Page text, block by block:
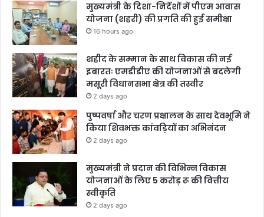
मुख्यमंत्री के दिशा-निर्देशों में पीएम आवास
योजना (शहरी) की प्रगति की हुई समीक्षा
16 hours ago
शहीद के सम्मान के साथ विकास की नई
इबारतः एमडीडीए की योजनाओं से बदलेगी
मसूरी विधानसभा क्षेत्र की तस्वीर
2 days ago
पुष्पवर्षा और चरण प्रक्षालन के साथ देवभूमि ने
किया शिवभक्त कांवड़ियों का अभिनंदन
2 days ago
मुख्यमंत्री ने प्रदान की विभिन्न विकास
योजनाओं के लिए 5 करोड़ रू की वित्तीय
स्वीकृति
2 days ago